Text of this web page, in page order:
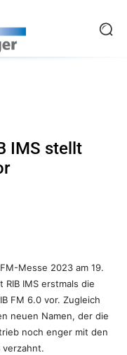
IMS stellt
Messe 2023 am 19.
IMS erstmals die
FM 6.0 vor. Zugleich
neuen Namen, der die
noch enger mit den
verzahnt.